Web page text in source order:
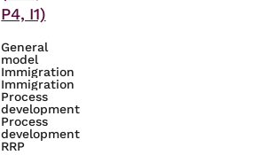
P4, I1)
General
model
Immigration
Immigration
Process
development
Process
development
RRP